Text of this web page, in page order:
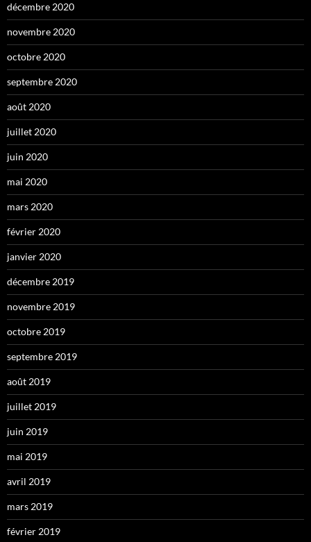
décembre 2020
novembre 2020
octobre 2020
septembre 2020
août 2020
juillet 2020
juin 2020
mai 2020
mars 2020
février 2020
janvier 2020
décembre 2019
novembre 2019
octobre 2019
septembre 2019
août 2019
juillet 2019
juin 2019
mai 2019
avril 2019
mars 2019
février 2019